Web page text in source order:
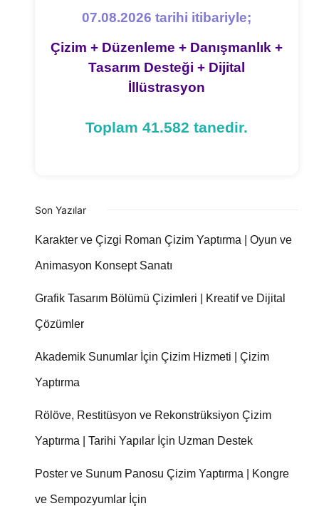
07.08.2026 tarihi itibariyle;
Çizim + Düzenleme + Danışmanlık +
Tasarım Desteği + Dijital
İllüstrasyon
Toplam 41.582 tanedir.
Son Yazılar
Karakter ve Çizgi Roman Çizim Yaptırma | Oyun ve
Animasyon Konsept Sanatı
Grafik Tasarım Bölümü Çizimleri | Kreatif ve Dijital
Çözümler
Akademik Sunumlar İçin Çizim Hizmeti | Çizim
Yaptırma
Rölöve, Restitüsyon ve Rekonstrüksiyon Çizim
Yaptırma | Tarihi Yapılar İçin Uzman Destek
Poster ve Sunum Panosu Çizim Yaptırma | Kongre
ve Sempozyumlar İçin